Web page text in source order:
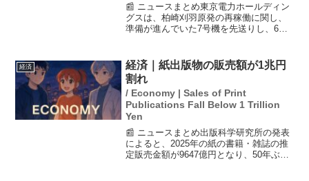
📰 ニュースまとめ東京電力ホールディン
グスは、柏崎刈羽原発の再稼働に関し、
準備が進んでいた7号機を先送りし、6号
の建設遅れにより地元の同意が得られな
い見通しであり、そ...
経済
経済｜紙出版物の販売額が1兆円
割れ
/ Economy | Sales of Print
Publications Fall Below 1 Trillion
Yen
📰 ニュースまとめ出版科学研究所の発表
によると、2025年の紙の書籍・雑誌の推
定販売金額が9647億円となり、50年ぶり